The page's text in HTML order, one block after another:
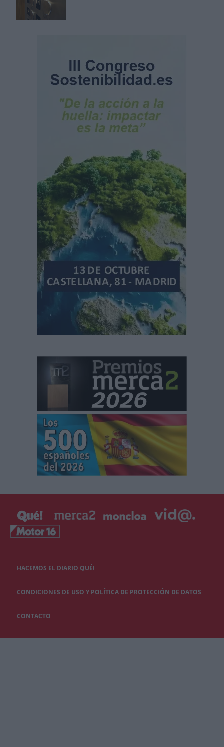
HACEMOS EL DIARIO QUÉ!
CONDICIONES DE USO Y POLÍTICA DE PROTECCIÓN DE DATOS
CONTACTO